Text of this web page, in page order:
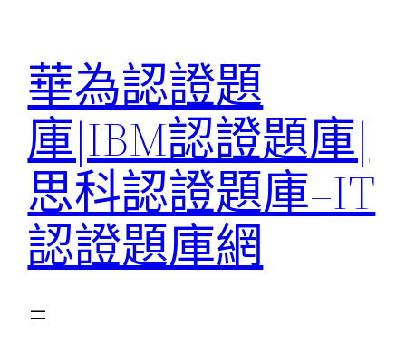
華為認證題
庫|IBM認證題庫|
思科認證題庫–IT
認證題庫網